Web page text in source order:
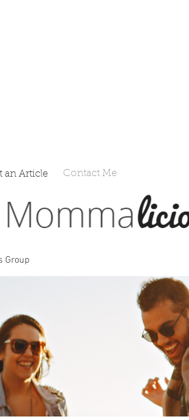
an Article Contact Me
Women who Shine,
Lifestyle
Group